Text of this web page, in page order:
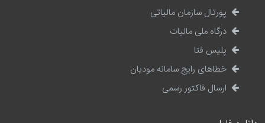
پورتال سازمان مالیاتی
درگاه ملی مالیات
پلیس فتا
خطاهای رایج سامانه مودیان
ارسال فاکتور رسمی